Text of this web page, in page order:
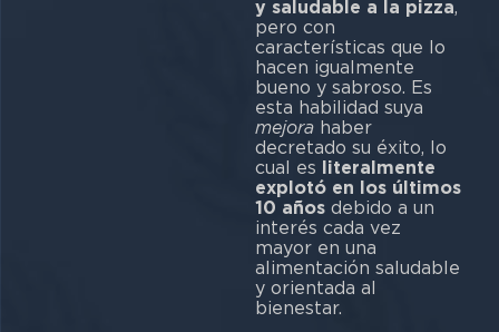
y saludable a la pizza,
pero con
características que lo
hacen igualmente
bueno y sabroso. Es
esta habilidad suya
mejora haber
decretado su éxito, lo
cual es
literalmente
explotó en los últimos
10 añosdebido a un
interés cada vez
mayor en una
alimentación saludable
y orientada al
bienestar.